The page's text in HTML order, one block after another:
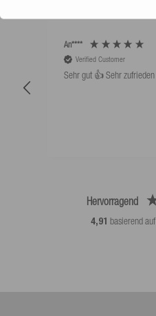
Hervorragend
4,91 basierend auf
An****
Verified Customer
Sehr gut 👍 Sehr zufrieden